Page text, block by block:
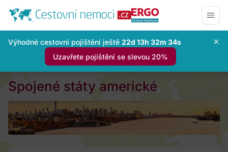
Výhodné cestovní pojištění ještě 22d 13h 32m 33s
Uzavřete pojištění se slevou 20%
Spojené státy americké